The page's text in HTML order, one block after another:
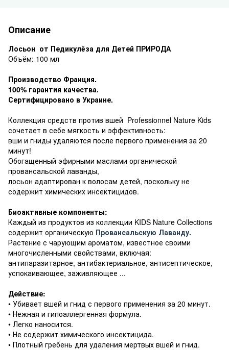
Описание
Лосьон от Педикулёза для Детей ПРИРОДА
Объём: 100 мл
Производство Франция.
100% гарантия качества.
Сертифицировано в Украине.
Коллекция средств против вшей Professionnel Nature Kids
сочетает в себе мягкость и эффективность:
вши и гниды удаляются после первого применения за 20
минут!
Обогащенный эфирными маслами органической
провансальской лаванды,
лосьон адаптирован к волосам детей, поскольку не
содержит химических инсектицидов.
Биоактивные компоненты:
Каждый из продуктов из коллекции KIDS Nature Collections
содержит органическую Провансальскую Лаванду.
Растение с чарующим ароматом, известное своими
многочисленными свойствами, включая:
антипаразитарное, антибактериальное, антисептическое,
успокаивающее, заживляющее ...
Действие:
• Убивает вшей и гнид с первого применения за 20 минут.
• Нежная и гипоаллергенная формула.
• Легко наносится.
• Не содержит химического инсектицида.
• Плотный гребень для удаления мертвых вшей и гнид.